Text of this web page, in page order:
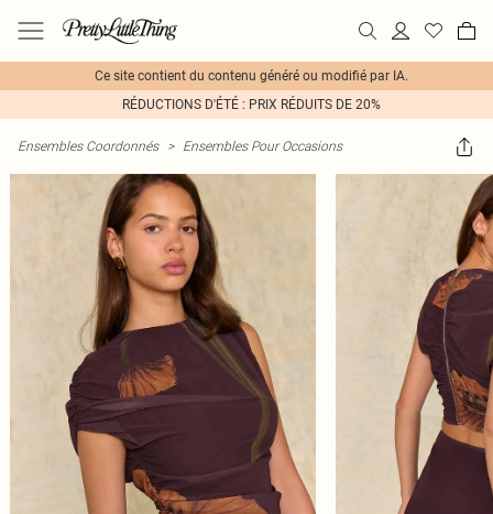
Ce site contient du contenu généré ou modifié par IA.
RÉDUCTIONS D'ÉTÉ : PRIX RÉDUITS DE 20%
Ensembles Coordonnés > Ensembles Pour Occasions